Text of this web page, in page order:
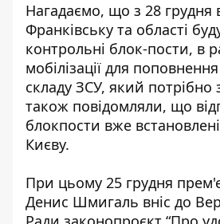
Нагадаємо, що з 28 грудня
Франківську та області
контрольні блок-пости, в
мобілізації для
складу ЗСУ, який потрібно
також повідомляли, що
блокпости вже
Києву.
При цьому 25 грудня
Денис Шмигаль вніс до